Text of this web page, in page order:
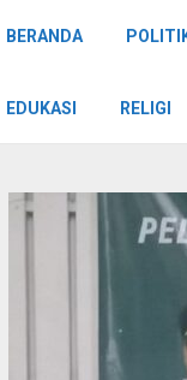
BERANDA
EDUKASI RELIGI